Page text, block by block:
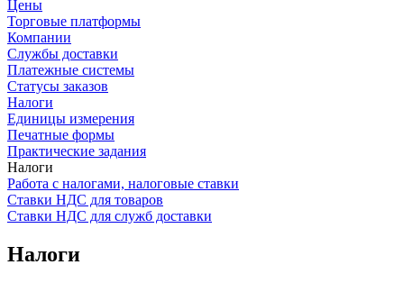
Цены
Торговые платформы
Компании
Службы доставки
Платежные системы
Статусы заказов
Налоги
Единицы измерения
Печатные формы
Практические задания
Налоги
Работа с налогами, налоговые ставки
Ставки НДС для товаров
Ставки НДС для служб доставки
Налоги